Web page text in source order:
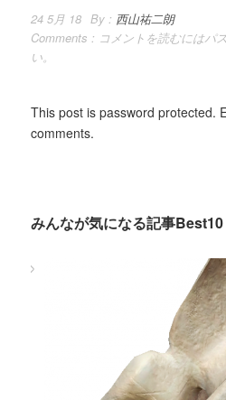
24 5月 18 By : 西山祐二朗
Comments : コメントを読むにはパ
い。
This post is password protected.
comments.
みんなが気になる記事Best10